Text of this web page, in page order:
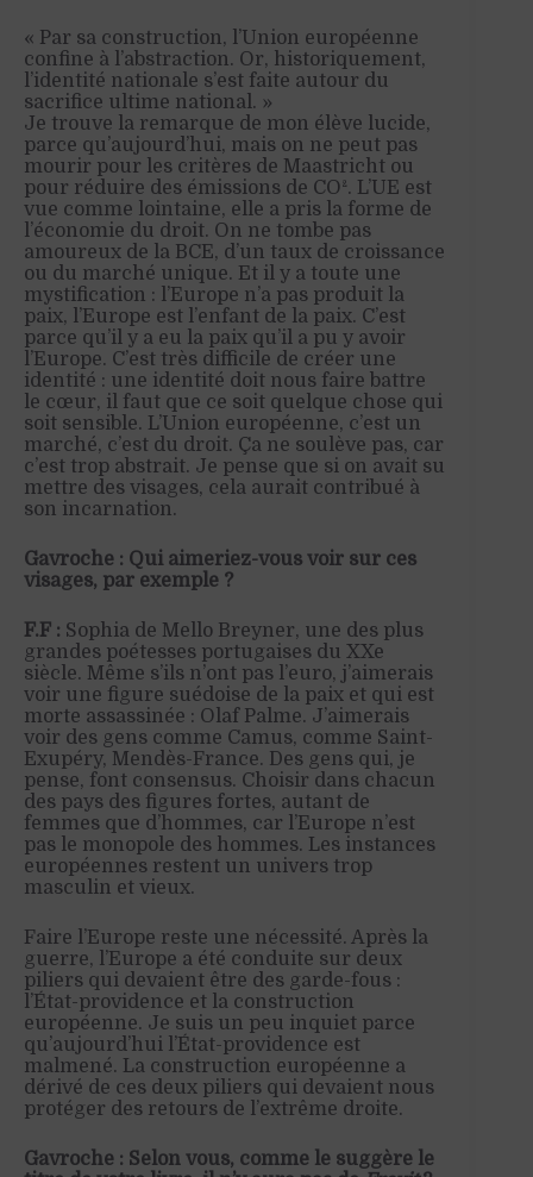
« Par sa construction, l’Union européenne
confine à l’abstraction. Or, historiquement,
l’identité nationale s’est faite autour du
sacrifice ultime national. »
Je trouve la remarque de mon élève lucide,
parce qu’aujourd’hui, mais on ne peut pas
mourir pour les critères de Maastricht ou
pour réduire des émissions de CO². L’UE est
vue comme lointaine, elle a pris la forme de
l’économie du droit. On ne tombe pas
amoureux de la BCE, d’un taux de croissance
ou du marché unique. Et il y a toute une
mystification : l’Europe n’a pas produit la
paix, l’Europe est l’enfant de la paix. C’est
parce qu’il y a eu la paix qu’il a pu y avoir
l’Europe. C’est très difficile de créer une
identité : une identité doit nous faire battre
le cœur, il faut que ce soit quelque chose qui
soit sensible. L’Union européenne, c’est un
marché, c’est du droit. Ça ne soulève pas, car
c’est trop abstrait. Je pense que si on avait su
mettre des visages, cela aurait contribué à
son incarnation.
Gavroche : Qui aimeriez-vous voir sur ces
visages, par exemple ?
F.F : Sophia de Mello Breyner, une des plus
grandes poétesses portugaises du XXe
siècle. Même s’ils n’ont pas l’euro, j’aimerais
voir une figure suédoise de la paix et qui est
morte assassinée : Olaf Palme. J’aimerais
voir des gens comme Camus, comme Saint-
Exupéry, Mendès-France. Des gens qui, je
pense, font consensus. Choisir dans chacun
des pays des figures fortes, autant de
femmes que d’hommes, car l’Europe n’est
pas le monopole des hommes. Les instances
européennes restent un univers trop
masculin et vieux.
Faire l’Europe reste une nécessité. Après la
guerre, l’Europe a été conduite sur deux
piliers qui devaient être des garde-fous :
l’État-providence et la construction
européenne. Je suis un peu inquiet parce
qu’aujourd’hui l’État-providence est
malmené. La construction européenne a
dérivé de ces deux piliers qui devaient nous
protéger des retours de l’extrême droite.
Gavroche : Selon vous, comme le suggère le